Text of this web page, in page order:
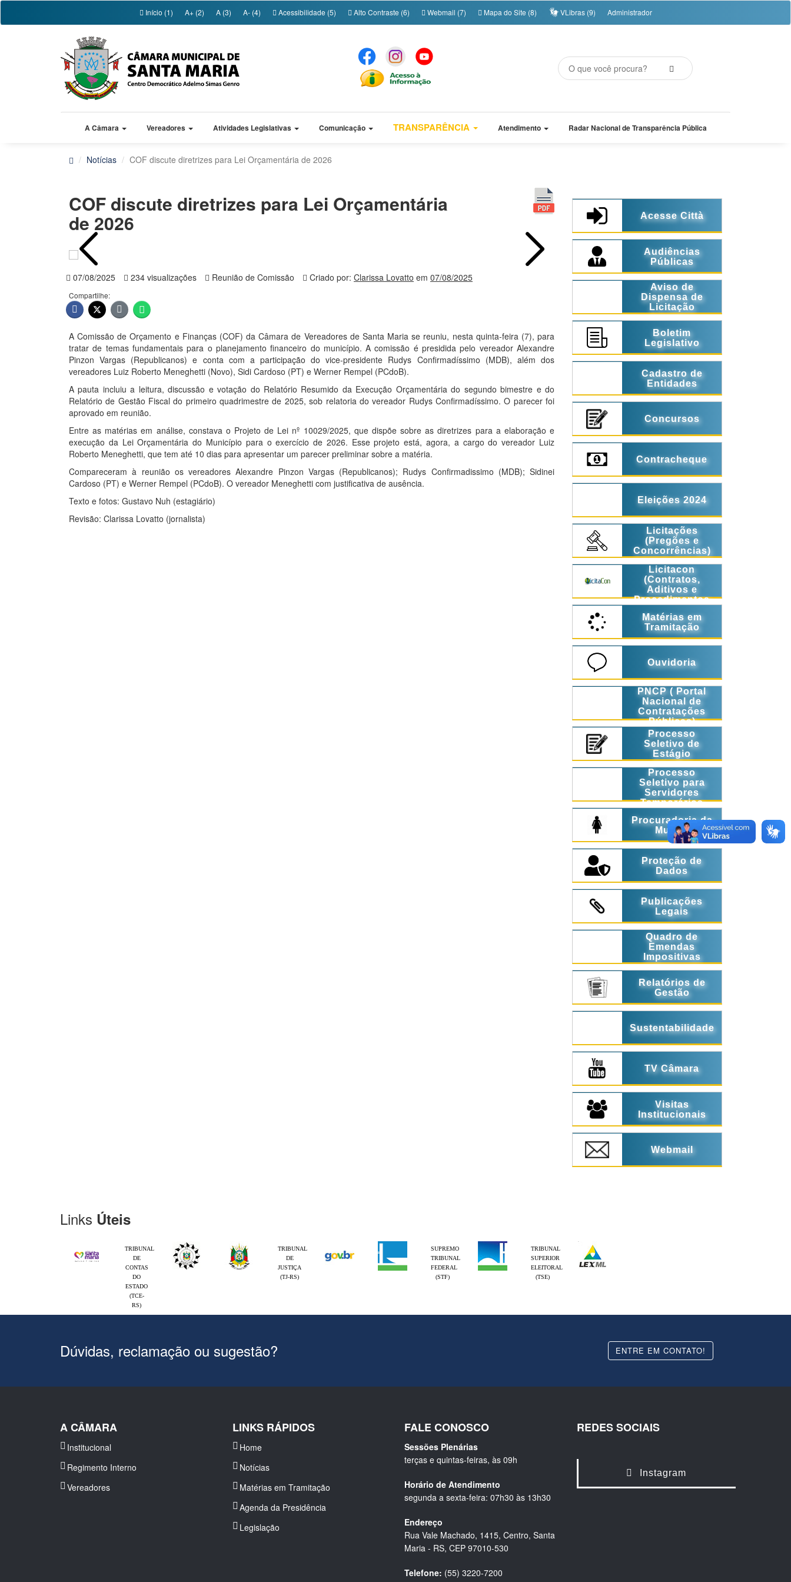
Início (1) A+ (2) A (3) A- (4) Acessibilidade (5) Alto Contraste (6) Webmail (7) Mapa do Site (8) VLibras (9) Administrador
A Câmara Vereadores Atividades Legislativas Comunicação TRANSPARÊNCIA Atendimento Radar Nacional de Transparência Pública
Notícias COF discute diretrizes para Lei Orçamentária de 2026
COF discute diretrizes para Lei Orçamentária
de 2026
07/08/2025 234 visualizações Reunião de Comissão Criado por: Clarissa Lovatto em 07/08/2025
Compartilhe:
A Comissão de Orçamento e Finanças (COF) da Câmara de Vereadores de Santa Maria se reuniu, nesta quinta-feira (7), para
tratar de temas fundamentais para o planejamento financeiro do município. A comissão é presidida pelo vereador Alexandre
Pinzon Vargas (Republicanos) e conta com a participação do vice-presidente Rudys Confirmadíssimo (MDB), além dos
vereadores Luiz Roberto Meneghetti (Novo), Sidi Cardoso (PT) e Werner Rempel (PCdoB).
A pauta incluiu a leitura, discussão e votação do Relatório Resumido da Execução Orçamentária do segundo bimestre e do
Relatório de Gestão Fiscal do primeiro quadrimestre de 2025, sob relatoria do vereador Rudys Confirmadíssimo. O parecer foi
aprovado em reunião.
Entre as matérias em análise, constava o Projeto de Lei nº 10029/2025, que dispõe sobre as diretrizes para a elaboração e
execução da Lei Orçamentária do Município para o exercício de 2026. Esse projeto está, agora, a cargo do vereador Luiz
Roberto Meneghetti, que tem até 10 dias para apresentar um parecer preliminar sobre a matéria.
Compareceram à reunião os vereadores Alexandre Pinzon Vargas (Republicanos); Rudys Confirmadissimo (MDB); Sidinei
Cardoso (PT) e Werner Rempel (PCdoB). O vereador Meneghetti com justificativa de ausência.
Texto e fotos: Gustavo Nuh (estagiário)
Revisão: Clarissa Lovatto (jornalista)
Acesse Città
Audiências
Públicas
Aviso de
Dispensa de
Licitação
Boletim
Legislativo
Cadastro de
Entidades
Concursos
Contracheque
Eleições 2024
Licitações
(Pregões e
Concorrências)
Licitacon
(Contratos,
Aditivos e
Procedimentos
Matérias em
Tramitação
Ouvidoria
PNCP ( Portal
Nacional de
Contratações
Públicas)
Processo
Seletivo de
Estágio
Processo
Seletivo para
Servidores
Temporários
Procuradoria da
Mulher
Proteção de
Dados
Publicações
Legais
Quadro de
Emendas
Impositivas
Relatórios de
Gestão
Sustentabilidade
TV Câmara
Visitas
Institucionais
Webmail
Links Úteis
TRIBUNAL
DE
CONTAS
DO
ESTADO
(TCE-
RS)
TRIBUNAL
DE
JUSTIÇA
(TJ-RS)
SUPREMO
TRIBUNAL
FEDERAL
(STF)
TRIBUNAL
SUPERIOR
ELEITORAL
(TSE)
Dúvidas, reclamação ou sugestão? ENTRE EM CONTATO!
A CÂMARA
Institucional
Regimento Interno
Vereadores
LINKS RÁPIDOS
Home
Notícias
Matérias em Tramitação
Agenda da Presidência
Legislação
FALE CONOSCO
Sessões Plenárias
terças e quintas-feiras, às 09h
Horário de Atendimento
segunda a sexta-feira: 07h30 às 13h30
Endereço
Rua Vale Machado, 1415, Centro, Santa
Maria - RS, CEP 97010-530
Telefone: (55) 3220-7200
REDES SOCIAIS
Instagram